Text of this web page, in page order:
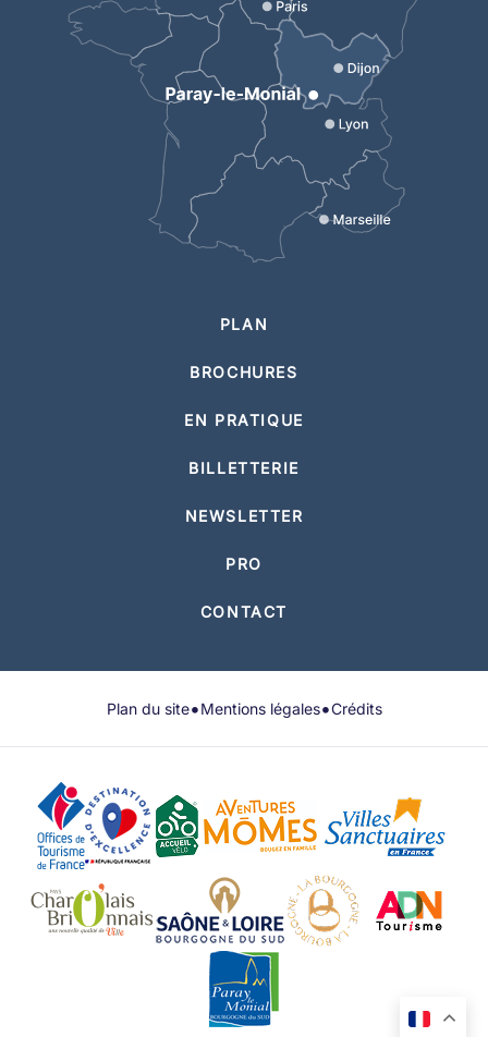
PLAN
BROCHURES
EN PRATIQUE
BILLETTERIE
NEWSLETTER
PRO
CONTACT
Plan du site•Mentions légales•Crédits